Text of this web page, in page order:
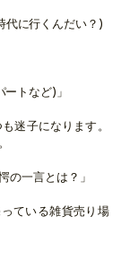
代に行くんだい？)
トなど)」
迷子になります。
の一言とは？」
ている雑貨売り場